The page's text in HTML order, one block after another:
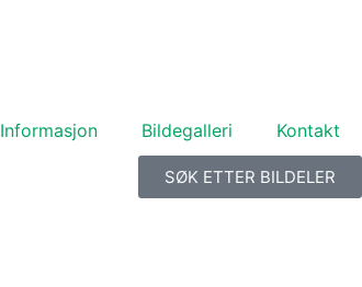
Informasjon Bildegalleri Kontakt
SØK ETTER BILDELER